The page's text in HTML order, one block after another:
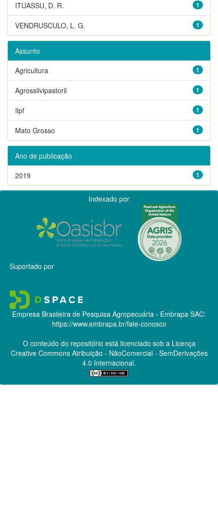
1
ITUASSU, D. R.
1
VENDRUSCULO, L. G.
Assunto
1
Agricultura
1
Agrossilvipastoril
1
Ilpf
1
Mato Grosso
Ano de publicação
1
2019
Indexado por
Suportado por
Empresa Brasileira de Pesquisa Agropecuária - Embrapa SAC:
https://www.embrapa.br/fale-conosco
O conteúdo do repositório está licenciado sob a Licença
Creative CommonsAtribuição - NãoComercial - SemDerivações
4.0 Internacional.